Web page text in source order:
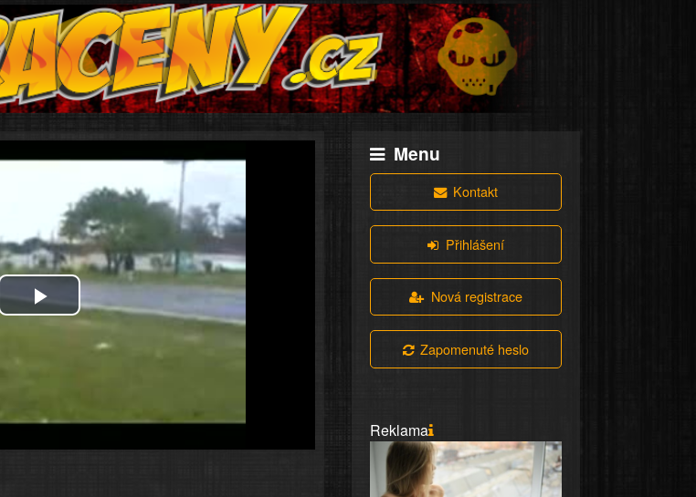
Play
Video
Menu
Kontakt
Přihlášení
Nová registrace
Zapomenuté heslo
Reklama